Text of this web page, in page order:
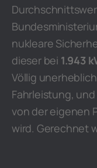
nukleare
dieser bei 1.943
Völlig
Fahrleistung,
von der eigenen
wird. Gerechnet